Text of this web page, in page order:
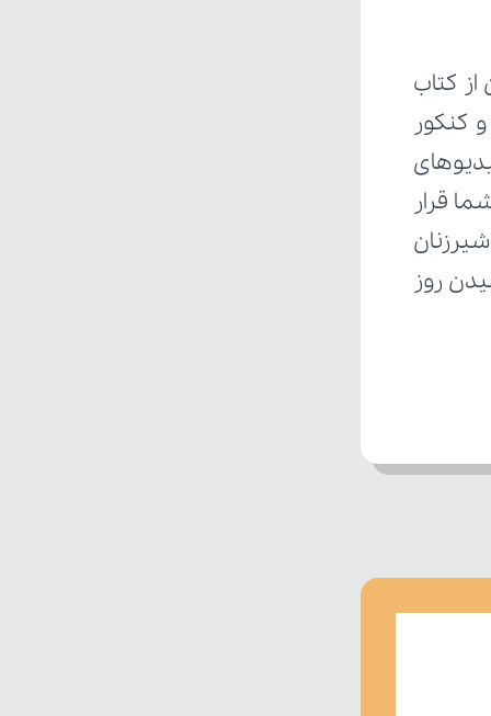
کتاب